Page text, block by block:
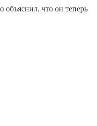
что он теперь